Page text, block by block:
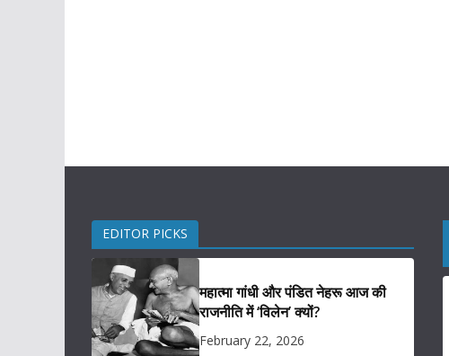
EDITOR PICKS
महात्मा गांधी और पंडित नेहरू आज की
राजनीति में ‘विलेन’ क्यों?
February 22, 2026